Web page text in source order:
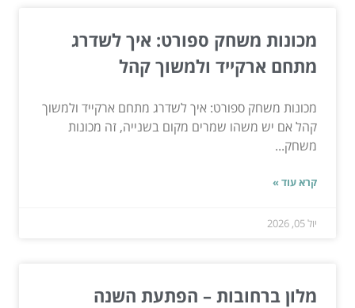
מכונות משחק ספורט: איך לשדרג
מתחם ארקייד ולמשוך קהל
מכונות משחק ספורט: איך לשדרג מתחם ארקייד ולמשוך
קהל אם יש משהו שמרים מקום בשנייה, זה מכונות
משחק...
קרא עוד »
יול 05, 2026
מלון ברחובות – הפתעת השנה